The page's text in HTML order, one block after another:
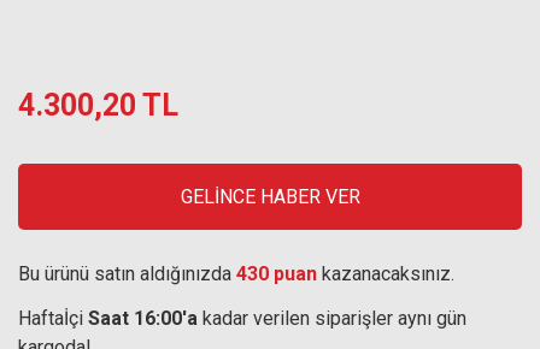
4.300,20 TL
GELİNCE HABER VER
Bu ürünü satın aldığınızda 430 puan kazanacaksınız.
Haftaİçi Saat 16:00'a kadar verilen siparişler aynı gün